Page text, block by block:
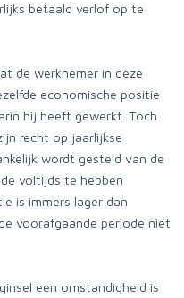
betaald verlof op te
de werknemer in deze
economische positie
hij heeft gewerkt. Toch
recht op jaarlijkse
wordt gesteld van de
voltijds te hebben
is immers lager dan
voorafgaande periode niet
een omstandigheid is